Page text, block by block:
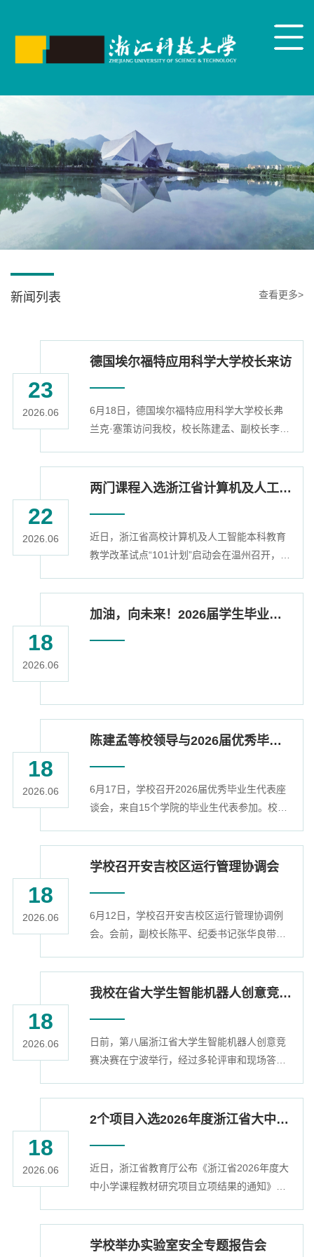
新闻列表 查看更多>
德国埃尔福特应用科学大学校长来访
6月18日，德国埃尔福特应用科学大学校长弗
兰克·塞策访问我校，校长陈建孟、副校长李其
责人参与会谈交流。陈建孟对塞策的首次到访
表示热烈欢迎，并介绍了我校整体办学情况及
本科生项目中明确了新的合作方向，标志着两
校合作迈入一个崭新阶段。陈建孟希望双方能
23
2026.06
两门课程入选浙江省计算机及人工智能“101计划”首批核心课程培育名单
近日，浙江省高校计算机及人工智能本科教育
教学改革试点“101计划”启动会在温州召开，首
作系统》（计算机学院）、《低空数字基座与
智能航路规划》（理学院）2门课程入选。浙江
22
2026.06
加油，向未来！2026届学生毕业典礼暨学位授予仪式举行
18
2026.06
陈建孟等校领导与2026届优秀毕业生代表座谈交流
6月17日，学校召开2026届优秀毕业生代表座
谈会，来自15个学院的毕业生代表参加。校长
会议，相关职能部门负责人参加。座谈会上，
本科生、研究生代表畅谈在校学习生活的体
的学习生活体会，对母校的未来发展等方面建
言献策。在听取毕业生代表发言后，陈建孟对
段...
18
2026.06
学校召开安吉校区运行管理协调会
6月12日，学校召开安吉校区运行管理协调例
会。会前，副校长陈平、纪委书记张华良带队
设与投用筹备关口。安吉校区成建制各学院、
学校相关职能部门及校区管委会班子成员参
办学运行情况，围绕教学资源配置、师生服务
保障、办学条件提升等方面，梳理当前办学难
学...
18
2026.06
我校在省大学生智能机器人创意竞赛中取得佳绩
日前，第八届浙江省大学生智能机器人创意竞
赛决赛在宁波举行，经过多轮评审和现场答辩
10项、三等奖12项。本次大赛由浙江省大学生
科技竞赛委员会主办，宁波工程学院与浙江大
呈现了一场科技与创意深度融合的智能机器人
竞技盛会。在教务处支持下，由电气学院牵
18
2026.06
2个项目入选2026年度浙江省大中小学课程教材研究项目
近日，浙江省教育厅公布《浙江省2026年度大
中小学课程教材研究项目立项结果的通知》，
化建设研究”（负责人：理学院沈艳婷）、“AI知
识图谱驱动的高校艺术类专业数字教材建设与
18
2026.06
学校举办实验室安全专题报告会